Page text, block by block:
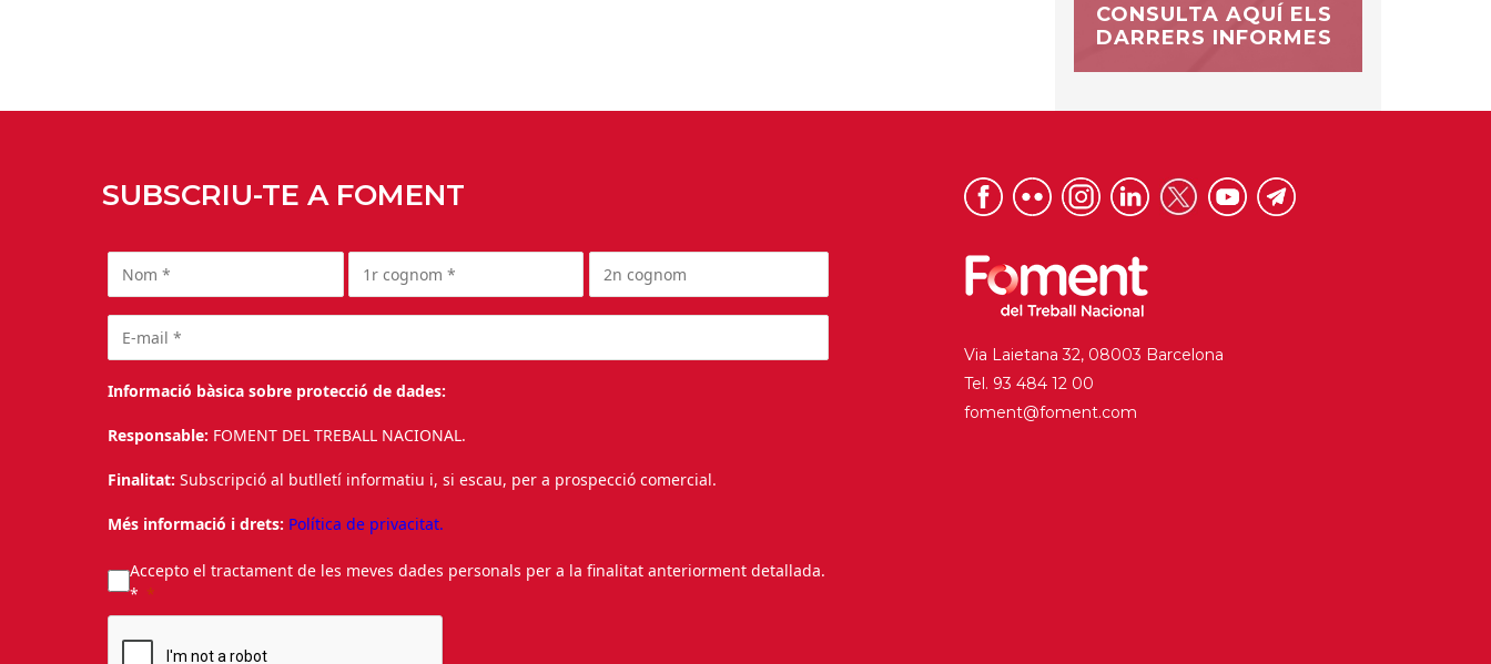
CONSULTA AQUÍ ELS
DARRERS INFORMES
SUBSCRIU-TE A FOMENT
Informació bàsica sobre protecció de dades:
Responsable: FOMENT DEL TREBALL NACIONAL.
Finalitat: Subscripció al butlletí informatiu i, si escau, per a prospecció comercial.
Més informació i drets: Política de privacitat.
Accepto el tractament de les meves dades personals per a la finalitat anteriorment detallada.
*
Via Laietana 32, 08003 Barcelona
Tel. 93 484 12 00
foment@foment.com